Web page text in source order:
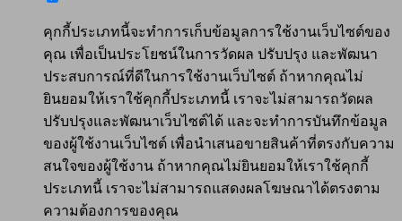
คุกกี้ประเภทนี้จะทำการเก็บข้อมูลการใช้งานเว็บไซต์ของ
คุณ เพื่อเป็นประโยชน์ในการวัดผล ปรับปรุง และพัฒนา
ประสบการณ์ที่ดีในการใช้งานเว็บไซต์ ถ้าหากคุณไม่
ยินยอมให้เราใช้คุกกี้ประเภทนี้ เราจะไม่สามารถวัดผล
ปรับปรุงและพัฒนาเว็บไซต์ได้ และจะทำการบันทึกข้อมูล
ของผู้ใช้งานเว็บไซต์ เพื่อนำเสนอขายสินค้าที่ตรงกับความ
สนใจของผู้ใช้งาน ถ้าหากคุณไม่ยินยอมให้เราใช้คุกกี้
ประเภทนี้ เราจะไม่สามารถแสดงผลโฆษณาได้ตรงตาม
ความต้องการของคุณ